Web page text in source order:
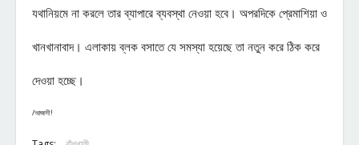
যথানিয়মে না করলে তার ব্যাপারে ব্যবস্থা নেওয়া হবে। অপরদিকে প্রেমাশিয়া ও
খানখানাবাদ। এলাকায় ব্লক বসাতে যে সমস্যা হয়েছে তা নতুন করে ঠিক করে
দেওয়া হচ্ছে।
/আজাদী!